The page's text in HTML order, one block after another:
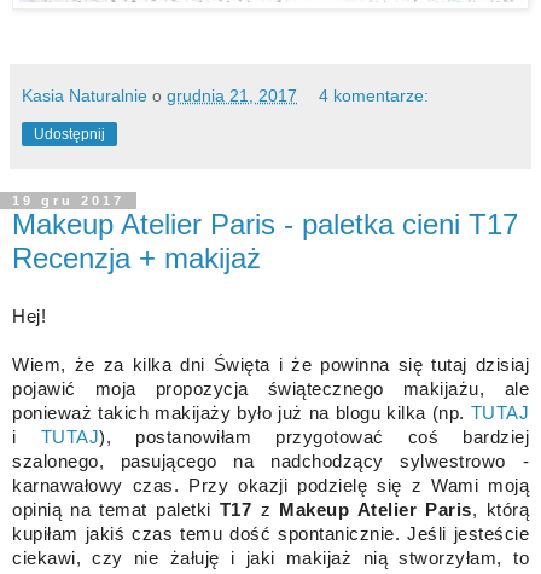
Kasia Naturalnie o grudnia 21, 2017 4 komentarze:
Udostępnij
19 gru 2017
Makeup Atelier Paris - paletka cieni T17
Recenzja + makijaż
Hej!
Wiem, że za kilka dni Święta i że powinna się tutaj dzisiaj
pojawić moja propozycja świątecznego makijażu, ale
ponieważ takich makijaży było już na blogu kilka (np. TUTAJ
i TUTAJ), postanowiłam przygotować coś bardziej
szalonego, pasującego na nadchodzący sylwestrowo -
karnawałowy czas. Przy okazji podzielę się z Wami moją
opinią na temat paletki T17 z Makeup Atelier Paris, którą
kupiłam jakiś czas temu dość spontanicznie. Jeśli jesteście
ciekawi, czy nie żałuję i jaki makijaż nią stworzyłam, to